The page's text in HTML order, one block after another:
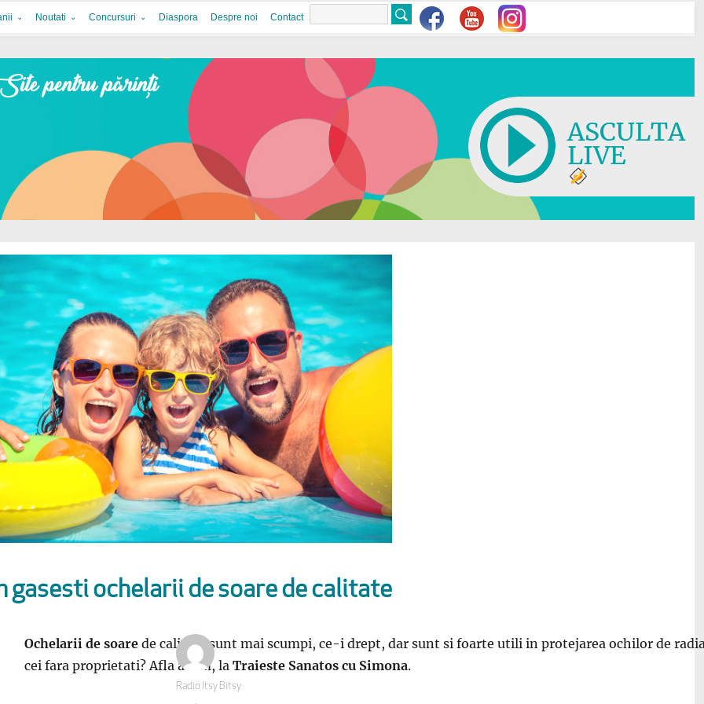
Noutati Concursuri Diaspora Despre noi Contact
ASCULTA
LIVE
gasesti ochelarii de soare de calitate
Ochelarii de soarede calitate sunt mai scumpi, ce-i drept, dar sunt si foarte utili in protejarea ochilor de
cei fara proprietati? Afla acum, la Traieste Sanatos cu Simona.
Autor
Radio Itsy Bitsy